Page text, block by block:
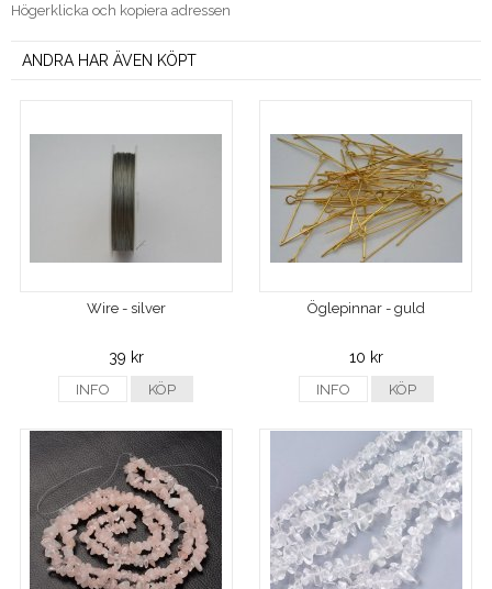
Högerklicka och kopiera adressen
ANDRA HAR ÄVEN KÖPT
Wire - silver
39 kr
INFO KÖP
Öglepinnar - guld
10 kr
INFO KÖP